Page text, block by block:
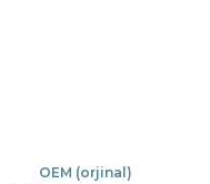
OEM (orjinal)